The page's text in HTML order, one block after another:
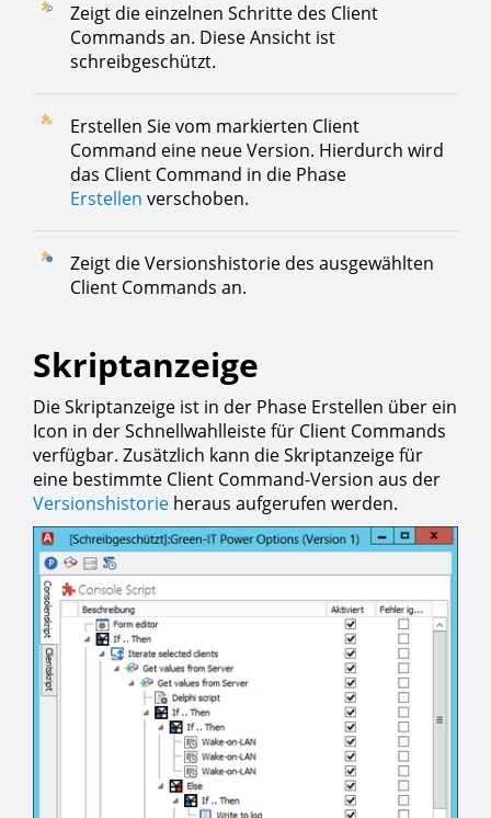
Zeigt die einzelnen Schritte des Client
Commands an. Diese Ansicht ist
schreibgeschützt.
Erstellen Sie vom markierten Client
Command eine neue Version. Hierdurch wird
das Client Command in die Phase
Erstellen verschoben.
Zeigt die Versionshistorie des ausgewählten
Client Commands an.
Skriptanzeige
Die Skriptanzeige ist in der Phase Erstellen über ein
Icon in der Schnellwahlleiste für Client Commands
verfügbar. Zusätzlich kann die Skriptanzeige für
eine bestimmte Client Command-Version aus der
Versionshistorie heraus aufgerufen werden.